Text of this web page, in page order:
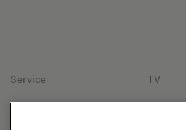
Service TV